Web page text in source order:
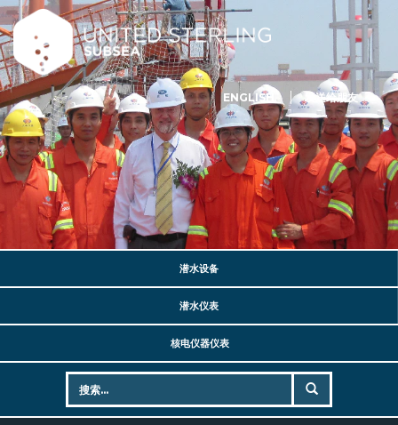
ENGLISH 发送给朋友
潜水设备
潜水仪表
核电仪器仪表